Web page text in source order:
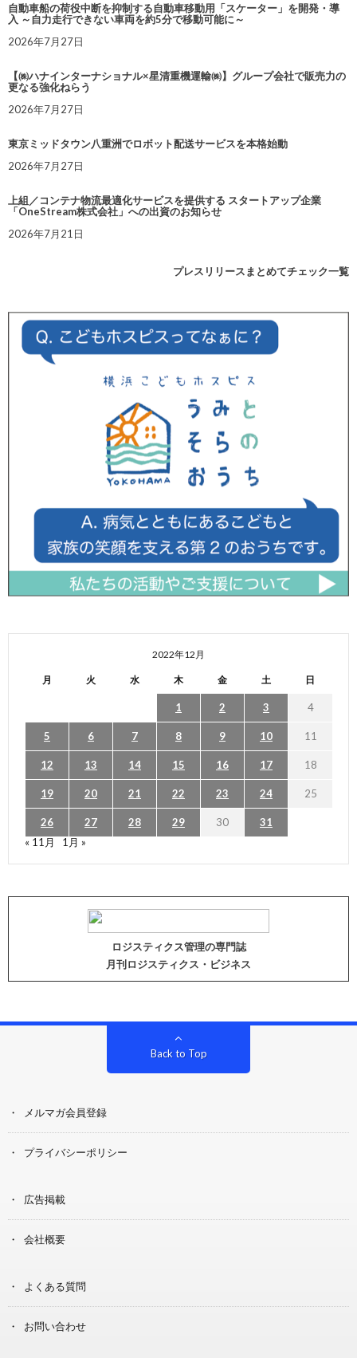
自動車船の荷役中断を抑制する自動車移動用「スケーター」を開発・導
入 ～自力走行できない車両を約5分で移動可能に～
2026年7月27日
【㈱ハナインターナショナル×星清重機運輸㈱】グループ会社で販売力の
更なる強化ねらう
2026年7月27日
東京ミッドタウン八重洲でロボット配送サービスを本格始動
2026年7月27日
上組／コンテナ物流最適化サービスを提供する スタートアップ企業
「OneStream株式会社」への出資のお知らせ
2026年7月21日
プレスリリースまとめてチェック一覧
2022年12月
月 火 水 木 金 土 日
1 2 3 4
5 6 7 8 9 10 11
12 13 14 15 16 17 18
19 20 21 22 23 24 25
26 27 28 29 30
31
« 11月
1月 »
ロジスティクス管理の専門誌
月刊ロジスティクス・ビジネス
Back to Top
メルマガ会員登録
プライバシーポリシー
広告掲載
会社概要
よくある質問
お問い合わせ